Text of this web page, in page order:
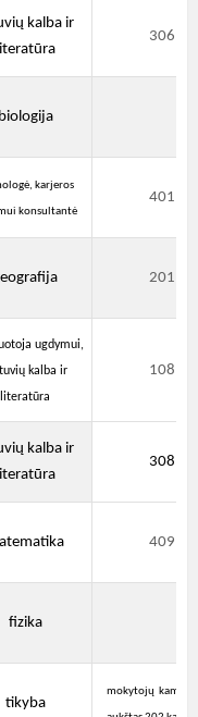
kalba ir
306
biologija
karjeros
konsultantė
401
201
ugdymui,
kalba ir
literatūra
108
kalba ir
308
409
fizika
tikyba
mokytojų